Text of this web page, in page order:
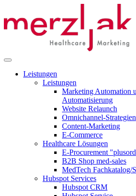
Leistungen
Leistungen
Marketing Automation
Automatisierung
Website Relaunch
Omnichannel-Strategien
Content-Marketing
E-Commerce
Healthcare Lösungen
E-Procurement
B2B Shop med-sales
MedTech Fachkatalog/
Hubspot Services
Hubspot CRM